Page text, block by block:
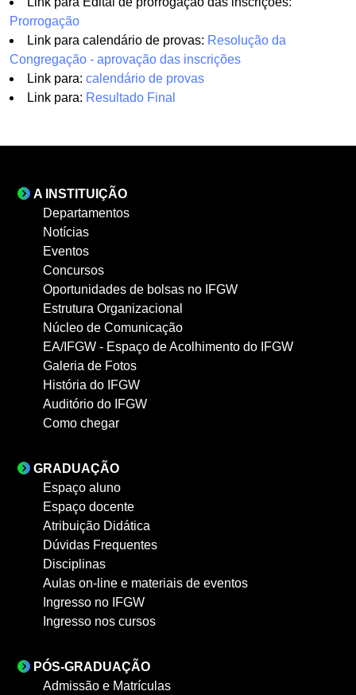
Prorrogação
Link para calendário de provas: Resolução da
Congregação - aprovação das inscrições
Link para: calendário de provas
Link para: Resultado Final
A INSTITUIÇÃO
Departamentos
Notícias
Eventos
Concursos
Oportunidades de bolsas no IFGW
Estrutura Organizacional
Núcleo de Comunicação
EA/IFGW - Espaço de Acolhimento do IFGW
Galeria de Fotos
História do IFGW
Auditório do IFGW
Como chegar
GRADUAÇÃO
Espaço aluno
Espaço docente
Atribuição Didática
Dúvidas Frequentes
Disciplinas
Aulas on-line e materiais de eventos
Ingresso no IFGW
Ingresso nos cursos
PÓS-GRADUAÇÃO
Admissão e Matrículas